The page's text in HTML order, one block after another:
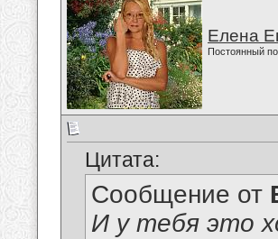
Елена
Постоянный
Цитата:
Сообщение от
И у тебя это